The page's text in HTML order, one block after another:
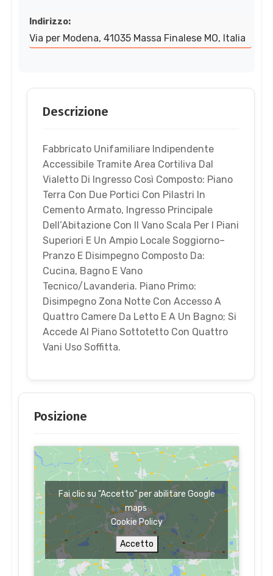
Indirizzo:
Via per Modena, 41035 Massa Finalese MO, Italia
Descrizione
Fabbricato Unifamiliare Indipendente
Accessibile Tramite Area Cortiliva Dal
Vialetto Di Ingresso Così Composto: Piano
Terra Con Due Portici Con Pilastri In
Cemento Armato, Ingresso Principale
Dell’Abitazione Con Il Vano Scala Per I Piani
Superiori E Un Ampio Locale Soggiorno–
Pranzo E Disimpegno Composto Da:
Cucina, Bagno E Vano
Tecnico/Lavanderia. Piano Primo:
Disimpegno Zona Notte Con Accesso A
Quattro Camere Da Letto E A Un Bagno; Si
Accede Al Piano Sottotetto Con Quattro
Vani Uso Soffitta.
Posizione
Fai clic su "Accetto" per abilitare Google
maps
Cookie Policy
Accetto